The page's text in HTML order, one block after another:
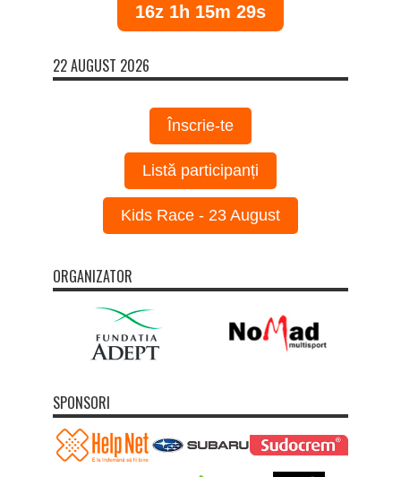
16z 1h 15m 28s
22 AUGUST 2026
Înscrie-te
Listă participanți
Kids Race - 23 August
ORGANIZATOR
SPONSORI